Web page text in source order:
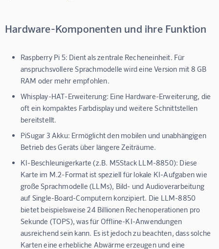
Hardware-Komponenten und ihre Funktion
Raspberry Pi 5: Dient als zentrale Recheneinheit. Für
anspruchsvollere Sprachmodelle wird eine Version mit 8 GB
RAM oder mehr empfohlen.
Whisplay-HAT-Erweiterung: Eine Hardware-Erweiterung, die
oft ein kompaktes Farbdisplay und weitere Schnittstellen
bereitstellt.
PiSugar 3 Akku: Ermöglicht den mobilen und unabhängigen
Betrieb des Geräts über längere Zeiträume.
KI-Beschleunigerkarte (z.B. M5Stack LLM-8850): Diese
Karte im M.2-Format ist speziell für lokale KI-Aufgaben wie
große Sprachmodelle (LLMs), Bild- und Audioverarbeitung
auf Single-Board-Computern konzipiert. Die LLM-8850
bietet beispielsweise 24 Billionen Rechenoperationen pro
Sekunde (TOPS), was für Offline-KI-Anwendungen
ausreichend sein kann. Es ist jedoch zu beachten, dass solche
Karten eine erhebliche Abwärme erzeugen und eine